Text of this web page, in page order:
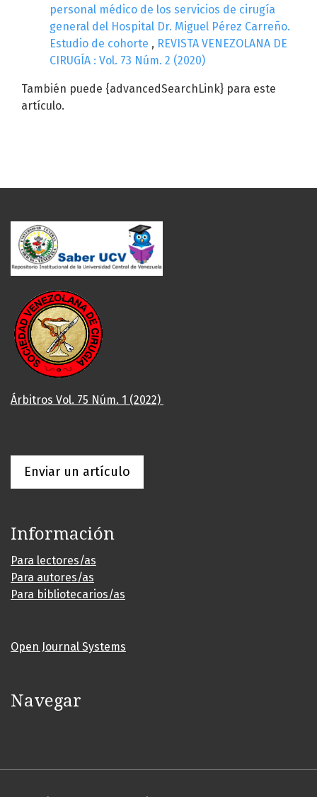
personal médico de los servicios de cirugía
general del Hospital Dr. Miguel Pérez Carreño.
Estudio de cohorte , REVISTA VENEZOLANA DE
CIRUGÍA : Vol. 73 Núm. 2 (2020)
También puede {advancedSearchLink} para este
artículo.
Árbitros Vol. 75 Núm. 1 (2022)
Enviar un artículo
Información
Para lectores/as
Para autores/as
Para bibliotecarios/as
Open Journal Systems
Navegar